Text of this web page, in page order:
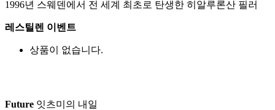
1996년 스웨덴에서 전 세계 최초로 탄생한 히알루론산 필러
레스틸렌 이벤트
상품이 없습니다.
Future 잇츠미의 내일